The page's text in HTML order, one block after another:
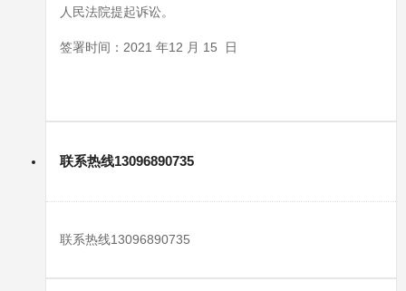
人民法院提起诉讼。
签署时间：2021 年12 月 15 日
联系热线13096890735
联系热线13096890735